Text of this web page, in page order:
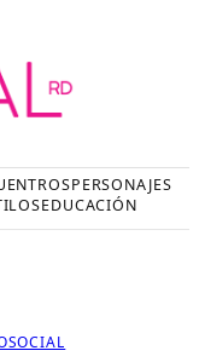
PERSONAJES
EDUCACIÓN